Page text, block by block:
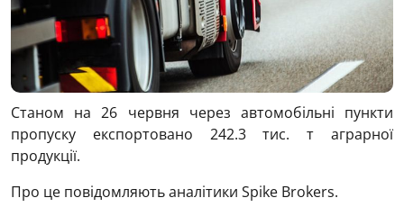
Станом на 26 червня через автомобільні пункти
пропуску експортовано 242.3 тис. т аграрної
продукції.
Про це повідомляють аналітики Spike Brokers.